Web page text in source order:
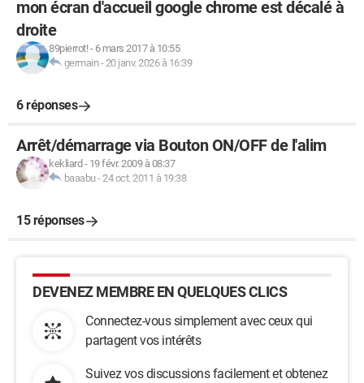
mon écran d'accueil google chrome est décalé à
droite
89pierrot!- 6 mars 2017 à 10:55
germain-20 janv. 2026 à 16:39
6 réponses
Arrêt/démarrage via Bouton ON/OFF de l'alim
kekliard - 19 févr. 2009 à 08:37
baaabu-24 oct. 2011 à 19:38
15 réponses
DEVENEZ MEMBRE EN QUELQUES CLICS
Connectez-vous simplement avec ceux qui
partagent vos intérêts
Suivez vos discussions facilement et obtenez